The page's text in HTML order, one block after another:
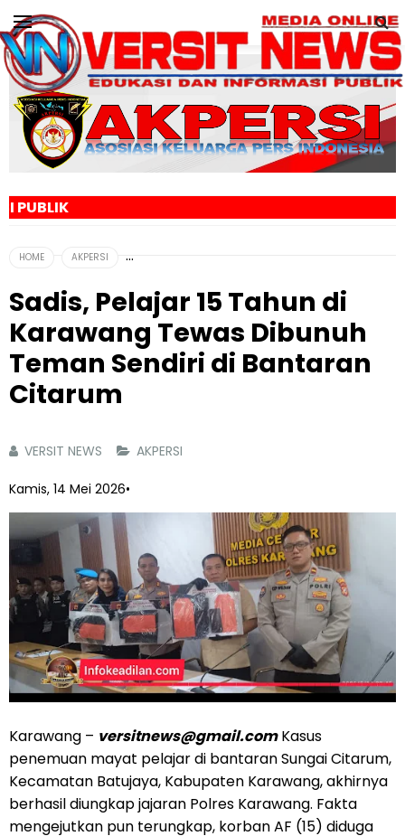
HOME AKPERSI
Sadis, Pelajar 15 Tahun di
Karawang Tewas Dibunuh
Teman Sendiri di Bantaran
Citarum
VERSIT NEWS AKPERSI
Kamis, 14 Mei 2026•
Karawang – versitnews@gmail.comKasus
penemuan mayat pelajar di bantaran Sungai Citarum,
Kecamatan Batujaya, Kabupaten Karawang, akhirnya
berhasil diungkap jajaran Polres Karawang. Fakta
mengejutkan pun terungkap, korban AF (15) diduga